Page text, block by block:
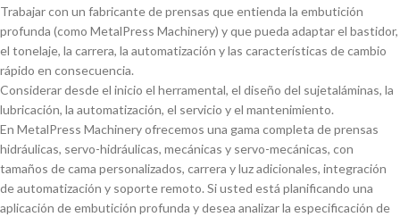
Trabajar con un fabricante de prensas que entienda la embutición
profunda (como MetalPress Machinery) y que pueda adaptar el bastidor,
el tonelaje, la carrera, la automatización y las características de cambio
rápido en consecuencia.
Considerar desde el inicio el herramental, el diseño del sujetaláminas, la
lubricación, la automatización, el servicio y el mantenimiento.
En MetalPress Machinery ofrecemos una gama completa de prensas
hidráulicas, servo-hidráulicas, mecánicas y servo-mecánicas, con
tamaños de cama personalizados, carrera y luz adicionales, integración
de automatización y soporte remoto. Si usted está planificando una
aplicación de embutición profunda y desea analizar la especificación de